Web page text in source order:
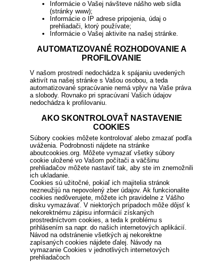
Informácie o Vašej návšteve nášho web sídla
(stránky www);
Informácie o IP adrese pripojenia, údaj o
prehliadači, ktorý používate;
Informácie o Vašej aktivite na našej stránke.
AUTOMATIZOVANÉ ROZHODOVANIE A
PROFILOVANIE
V našom prostredí nedochádza k spájaniu uvedených
aktivít na našej stránke s Vašou osobou, a teda
automatizované spracúvanie nemá vplyv na Vaše práva
a slobody. Rovnako pri spracúvaní Vašich údajov
nedochádza k profilovaniu.
AKO SKONTROLOVAŤ NASTAVENIE
COOKIES
Súbory cookies môžete kontrolovať alebo zmazať podľa
uváženia. Podrobnosti nájdete na stránke
aboutcookies.org. Môžete vymazať všetky súbory
cookie uložené vo Vašom počítači a väčšinu
prehliadačov môžete nastaviť tak, aby ste im znemožnili
ich ukladanie.
Cookies sú užitočné, pokiaľ ich majitelia stránok
nezneužijú na nepovolený zber údajov. Ak funkcionalite
cookies nedôverujete, môžete ich pravidelne z Vášho
disku vymazávať. V niektorých prípadoch môže dôjsť k
nekorektnému zápisu informácií získaných
prostredníctvom cookies, a teda k problému s
prihlásením sa napr. do našich internetových aplikácií.
Návod na odstránenie všetkých aj nekorektne
zapísaných cookies nájdete ďalej. Návody na
vymazanie Cookies v jednotlivých internetových
prehliadačoch